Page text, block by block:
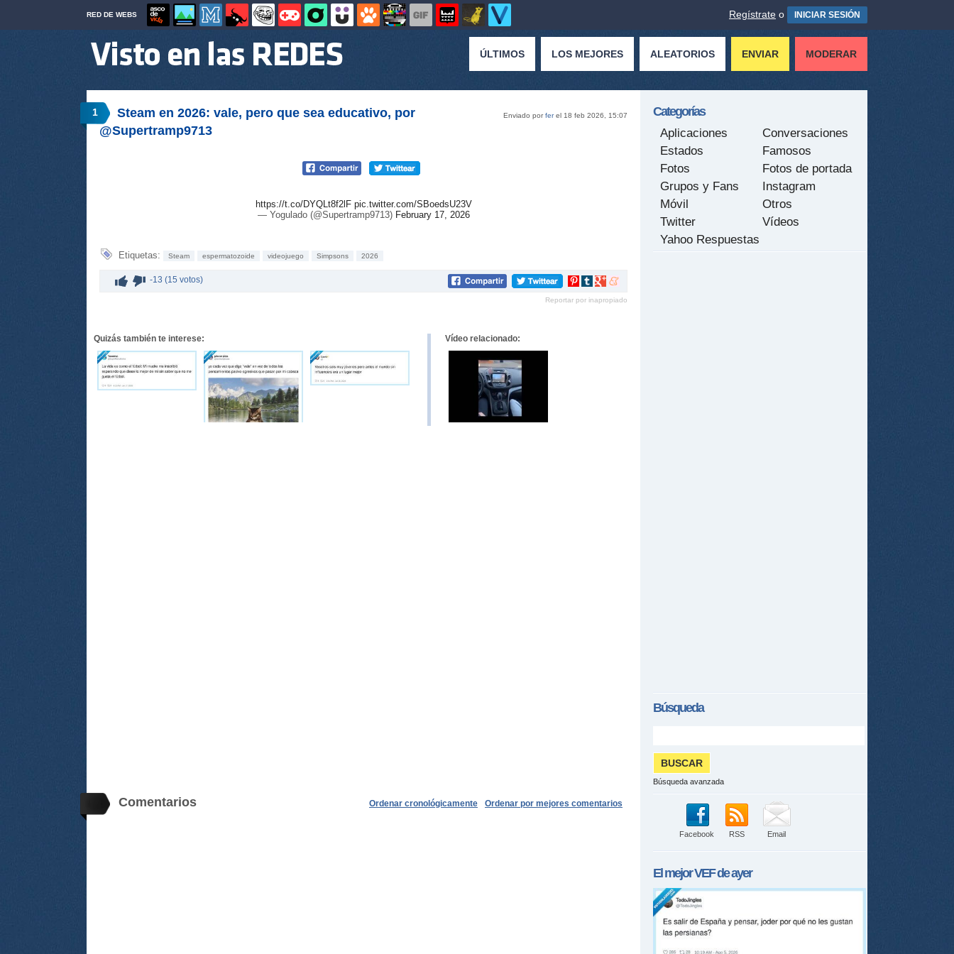
RED DE WEBS Regístrate o INICIAR SESIÓN
ÚLTIMOS LOS MEJORES ALEATORIOS ENVIAR MODERAR
1 Enviado porferel 18 feb 2026, 15:07
Steam en 2026: vale, pero que sea educativo, por
@Supertramp9713
https://t.co/DYQLt8f2lF pic.twitter.com/SBoedsU23V
— Yogulado (@Supertramp9713) February 17, 2026
Etiquetas: Steam espermatozoide videojuego Simpsons 2026
-13 (15 votos)
Compartir
Pinterest
Compartir
tumblr
Compartir
Google+
Compartir
meneame
Reportar por inapropiado
Quizás también te interese: Vídeo relacionado:
Comentarios Ordenar por mejores comentarios
Ordenar cronológicamente
Categorías
Aplicaciones
Conversaciones
Estados
Famosos
Fotos
Fotos de portada
Grupos y Fans
Instagram
Móvil
Otros
Twitter
Vídeos
Yahoo Respuestas
Búsqueda
Búsqueda avanzada
Facebook RSS Email
El mejorVEFde ayer